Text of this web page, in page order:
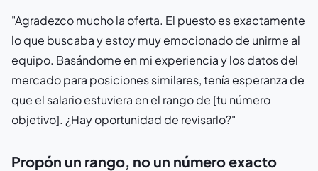
"Agradezco mucho la oferta. El puesto es exactamente
lo que buscaba y estoy muy emocionado de unirme al
equipo. Basándome en mi experiencia y los datos del
mercado para posiciones similares, tenía esperanza de
que el salario estuviera en el rango de [tu número
objetivo]. ¿Hay oportunidad de revisarlo?"
Propón un rango, no un número exacto